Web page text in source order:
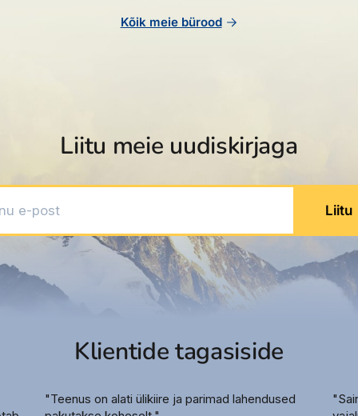
Kõik meie bürood
Liitu meie uudiskirjaga
Liitu
Klientide tagasiside
"Teenus on alati ülikiire ja parimad lahendused